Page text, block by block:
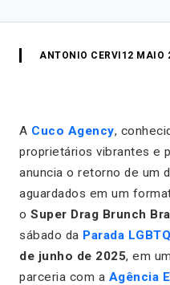
ANTONIO CERVI 12 MAIO
A Cuco Agency,
proprietários vibrantes e
anuncia o retorno de um
aguardados em um
o Super Drag Brunch
sábado da Parada
de junho de 2025, em
parceria com a Agência